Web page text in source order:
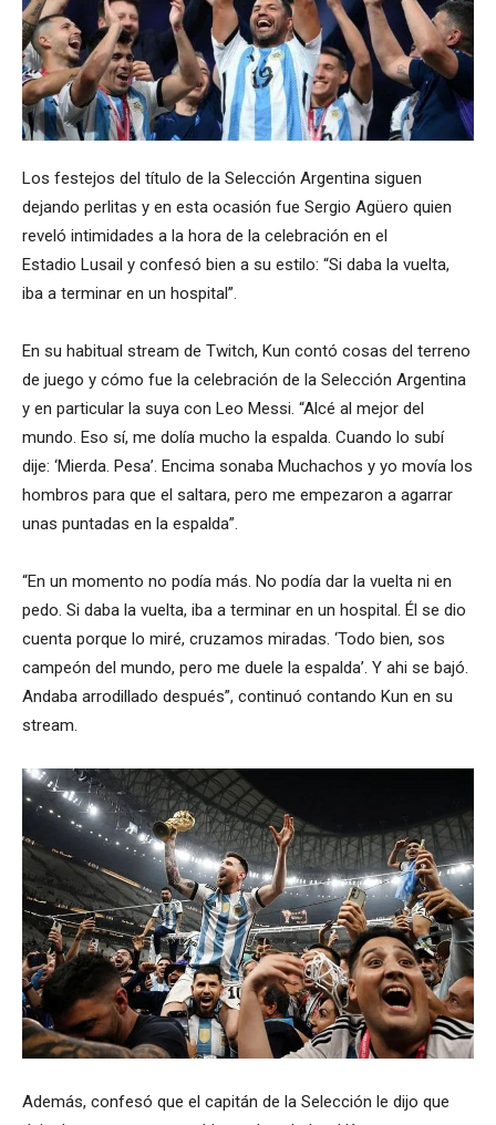
Los festejos del título de la Selección Argentina siguen
dejando perlitas y en esta ocasión fue Sergio Agüero quien
reveló intimidades a la hora de la celebración en el
Estadio Lusail y confesó bien a su estilo: “Si daba la vuelta,
iba a terminar en un hospital”.
En su habitual stream de Twitch, Kun contó cosas del terreno
de juego y cómo fue la celebración de la Selección Argentina
y en particular la suya con Leo Messi. “Alcé al mejor del
mundo. Eso sí, me dolía mucho la espalda. Cuando lo subí
dije: ‘Mierda. Pesa’. Encima sonaba Muchachos y yo movía los
hombros para que el saltara, pero me empezaron a agarrar
unas puntadas en la espalda”.
“En un momento no podía más. No podía dar la vuelta ni en
pedo. Si daba la vuelta, iba a terminar en un hospital. Él se dio
cuenta porque lo miré, cruzamos miradas. ‘Todo bien, sos
campeón del mundo, pero me duele la espalda’. Y ahi se bajó.
Andaba arrodillado después”, continuó contando Kun en su
stream.
Además, confesó que el capitán de la Selección le dijo que